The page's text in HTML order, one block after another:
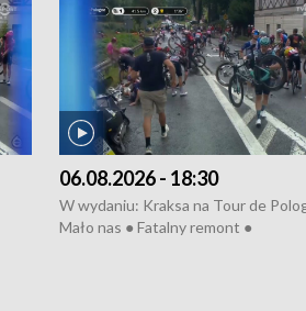
06.08.2026 - 18:30
W wydaniu: Kraksa na Tour de
Mało nas ● Fatalny remont ●